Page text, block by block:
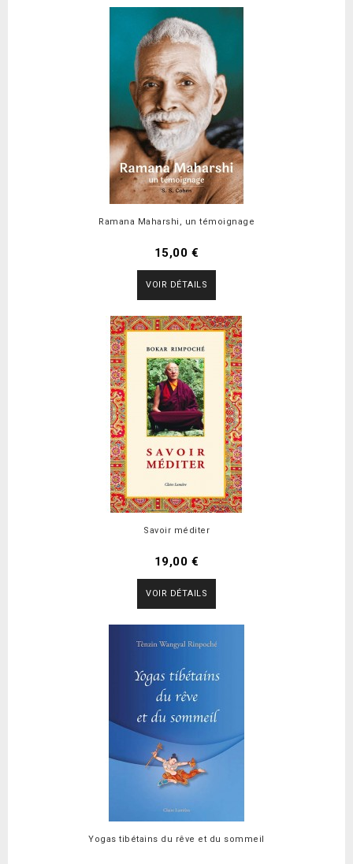
Ramana Maharshi, un témoignage
15,00 €
VOIR DÉTAILS
Savoir méditer
19,00 €
VOIR DÉTAILS
Yogas tibétains du rêve et du sommeil